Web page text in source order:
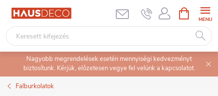
Ugrás
tartalomhoz
KOSÁR
Nagyobb megrendelések esetén mennyiségi kedvezményt
biztosítunk. Kérjük, előzetesen vegye fel velünk a kapcsolatot.
Falburkolatok